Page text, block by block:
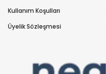
Kullanım Koşulları
Üyelik Sözleşmesi